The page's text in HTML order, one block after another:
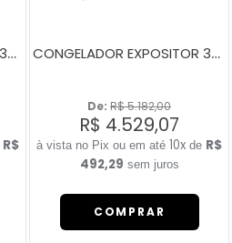
CONGELADOR EXPOSITOR 380 LITROS ECO 350 CINZA
R$
CONGELADOR EXPOSITOR 380 LITROS ECO 350 BRANCO
De: R$ 5.182,00
R$ 4.529,07
10x de R$
492,29 sem juros
COMPRAR